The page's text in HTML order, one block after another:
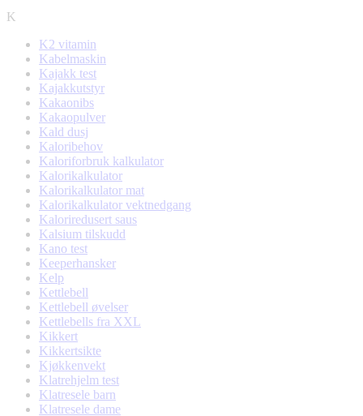
K
K2 vitamin
Kabelmaskin
Kajakk test
Kajakkutstyr
Kakaonibs
Kakaopulver
Kald dusj
Kaloribehov
Kaloriforbruk kalkulator
Kalorikalkulator
Kalorikalkulator mat
Kalorikalkulator vektnedgang
Kaloriredusert saus
Kalsium tilskudd
Kano test
Keeperhansker
Kelp
Kettlebell
Kettlebell øvelser
Kettlebells fra XXL
Kikkert
Kikkertsikte
Kjøkkenvekt
Klatrehjelm test
Klatresele barn
Klatresele dame